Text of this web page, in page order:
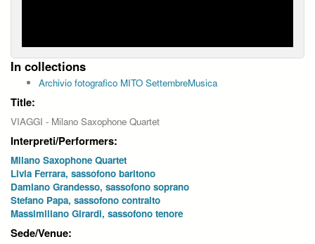
In collections
Archivio fotografico MITO SettembreMusica
Title:
VIAGGI - Milano Saxophone Quartet
Interpreti/Performers:
Milano Saxophone Quartet
Livia Ferrara, sassofono baritono
Damiano Grandesso, sassofono soprano
Stefano Papa, sassofono contralto
Massimiliano Girardi, sassofono tenore
Sede/Venue: